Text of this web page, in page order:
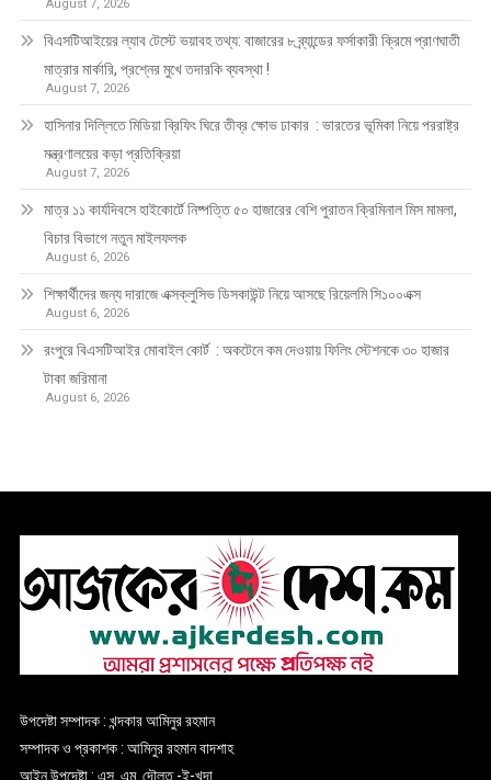
August 7, 2026
বিএসটিআইয়ের ল্যাব টেস্টে ভয়াবহ তথ্য: বাজারের ৮ ব্র্যান্ডের ফর্সাকারী ক্রিমে প্রাণঘাতী
মাত্রার মার্কারি, প্রশ্নের মুখে তদারকি ব্যবস্থা !
August 7, 2026
হাসিনার দিল্লিতে মিডিয়া ব্রিফিং ঘিরে তীব্র ক্ষোভ ঢাকার : ভারতের ভূমিকা নিয়ে পররাষ্ট্র
মন্ত্রণালয়ের কড়া প্রতিক্রিয়া
August 7, 2026
মাত্র ১১ কার্যদিবসে হাইকোর্টে নিষ্পত্তি ৫০ হাজারের বেশি পুরাতন ক্রিমিনাল মিস মামলা,
বিচার বিভাগে নতুন মাইলফলক
August 6, 2026
শিক্ষার্থীদের জন্য দারাজে এক্সক্লুসিভ ডিসকাউন্ট নিয়ে আসছে রিয়েলমি সি১০০এক্স
August 6, 2026
রংপুরে বিএসটিআইর মোবাইল কোর্ট : অকটেনে কম দেওয়ায় ফিলিং স্টেশনকে ৩০ হাজার
টাকা জরিমানা
August 6, 2026
উপদেষ্টা সম্পাদক : খন্দকার আমিনুর রহমান
সম্পাদক ও প্রকাশক : আমিনুর রহমান বাদশাহ
আইন উপদেষ্টা : এস. এম. দৌলত -ই-খুদা